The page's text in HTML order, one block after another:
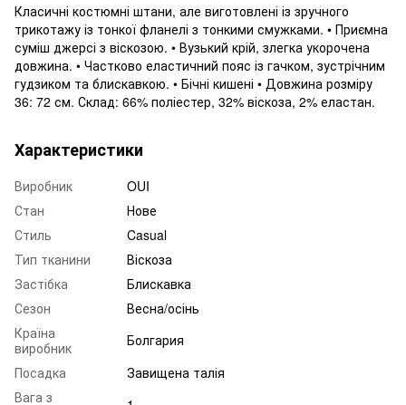
Класичні костюмні штани, але виготовлені із зручного
трикотажу із тонкої фланелі з тонкими смужками. • Приємна
суміш джерсі з віскозою. • Вузький крій, злегка укорочена
довжина. • Частково еластичний пояс із гачком, зустрічним
гудзиком та блискавкою. • Бічні кишені • Довжина розміру
36: 72 см. Склад: 66% поліестер, 32% віскоза, 2% еластан.
Характеристики
Виробник
OUI
Стан
Нове
Стиль
Casual
Тип тканини
Віскоза
Застібка
Блискавка
Сезон
Весна/осінь
Країна
виробник
Болгария
Посадка
Завищена талія
Вага з